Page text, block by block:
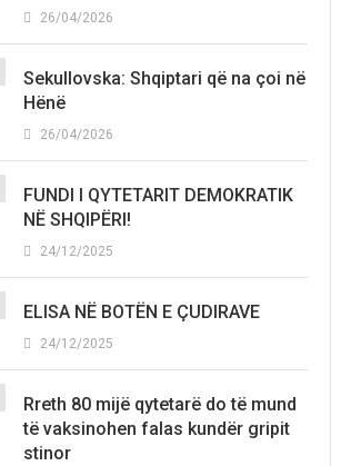
26/04/2026
Sekullovska: Shqiptari që na çoi në
Hënë
26/04/2026
FUNDI I QYTETARIT DEMOKRATIK
NË SHQIPËRI!
24/12/2025
ELISA NË BOTËN E ÇUDIRAVE
24/12/2025
Rreth 80 mijë qytetarë do të mund
të vaksinohen falas kundër gripit
stinor